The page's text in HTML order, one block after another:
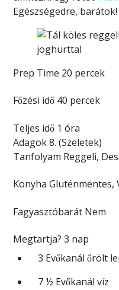
Egészségedre, barátok!
Prep Time 20 percek
Főzési idő 40 percek
Teljes idő 1 óra
Adagok8. (Szeletek)
Tanfolyam Reggeli,
KonyhaGluténmentes,
Fagyasztóbarát Nem
Megtartja?3 nap
3 Evőkanál őrölt
7 ½ Evőkanál víz